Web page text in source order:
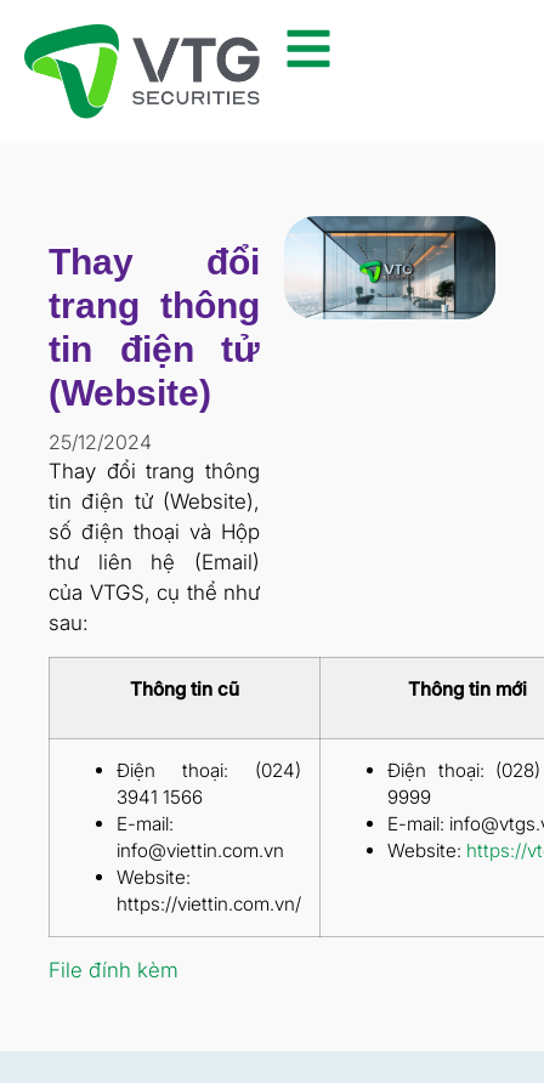
Thay đổi
trang thông
tin điện tử
(Website)
25/12/2024
Thay đổi trang thông
tin điện tử (Website),
số điện thoại và Hộp
thư liên hệ (Email)
của VTGS, cụ thể như
sau:
Thông tin cũ Thông tin mới
Điện thoại: (024)
3941 1566
E-mail:
info@viettin.com.vn
Website:
https://viettin.com.vn/
Điện thoại:
9999
E-mail:
Website: https://
File đính kèm